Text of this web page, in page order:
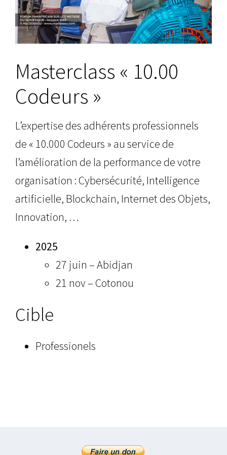
Masterclass « 10.00
Codeurs »
L’expertise des adhérents professionnels
de « 10.000 Codeurs » au service de
l’amélioration de la performance de votre
organisation : Cybersécurité, Intelligence
artificielle, Blockchain, Internet des Objets,
Innovation, …
2025
27 juin – Abidjan
21 nov – Cotonou
Cible
Professionels